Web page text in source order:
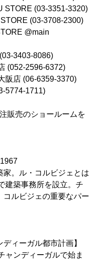
STORE (03-3351-3320)
(03-3708-2300)
@main
3403-8086)
(052-2596-6372)
阪店 (06-6359-3370)
5774-1711)
販売のショールームを
家。ル・コルビジェとは
建築事務所を設立。チ
コルビジェの重要なパー
ィーガル都市計画】
ャンディーガルで始ま